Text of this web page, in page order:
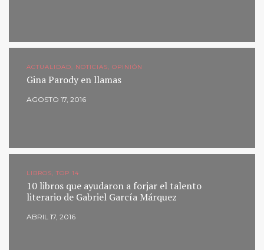
ACTUALIDAD, NOTICIAS, OPINIÓN
Gina Parody en llamas
AGOSTO 17, 2016
LIBROS, TOP 14
10 libros que ayudaron a forjar el talento
literario de Gabriel García Márquez
ABRIL 17, 2016